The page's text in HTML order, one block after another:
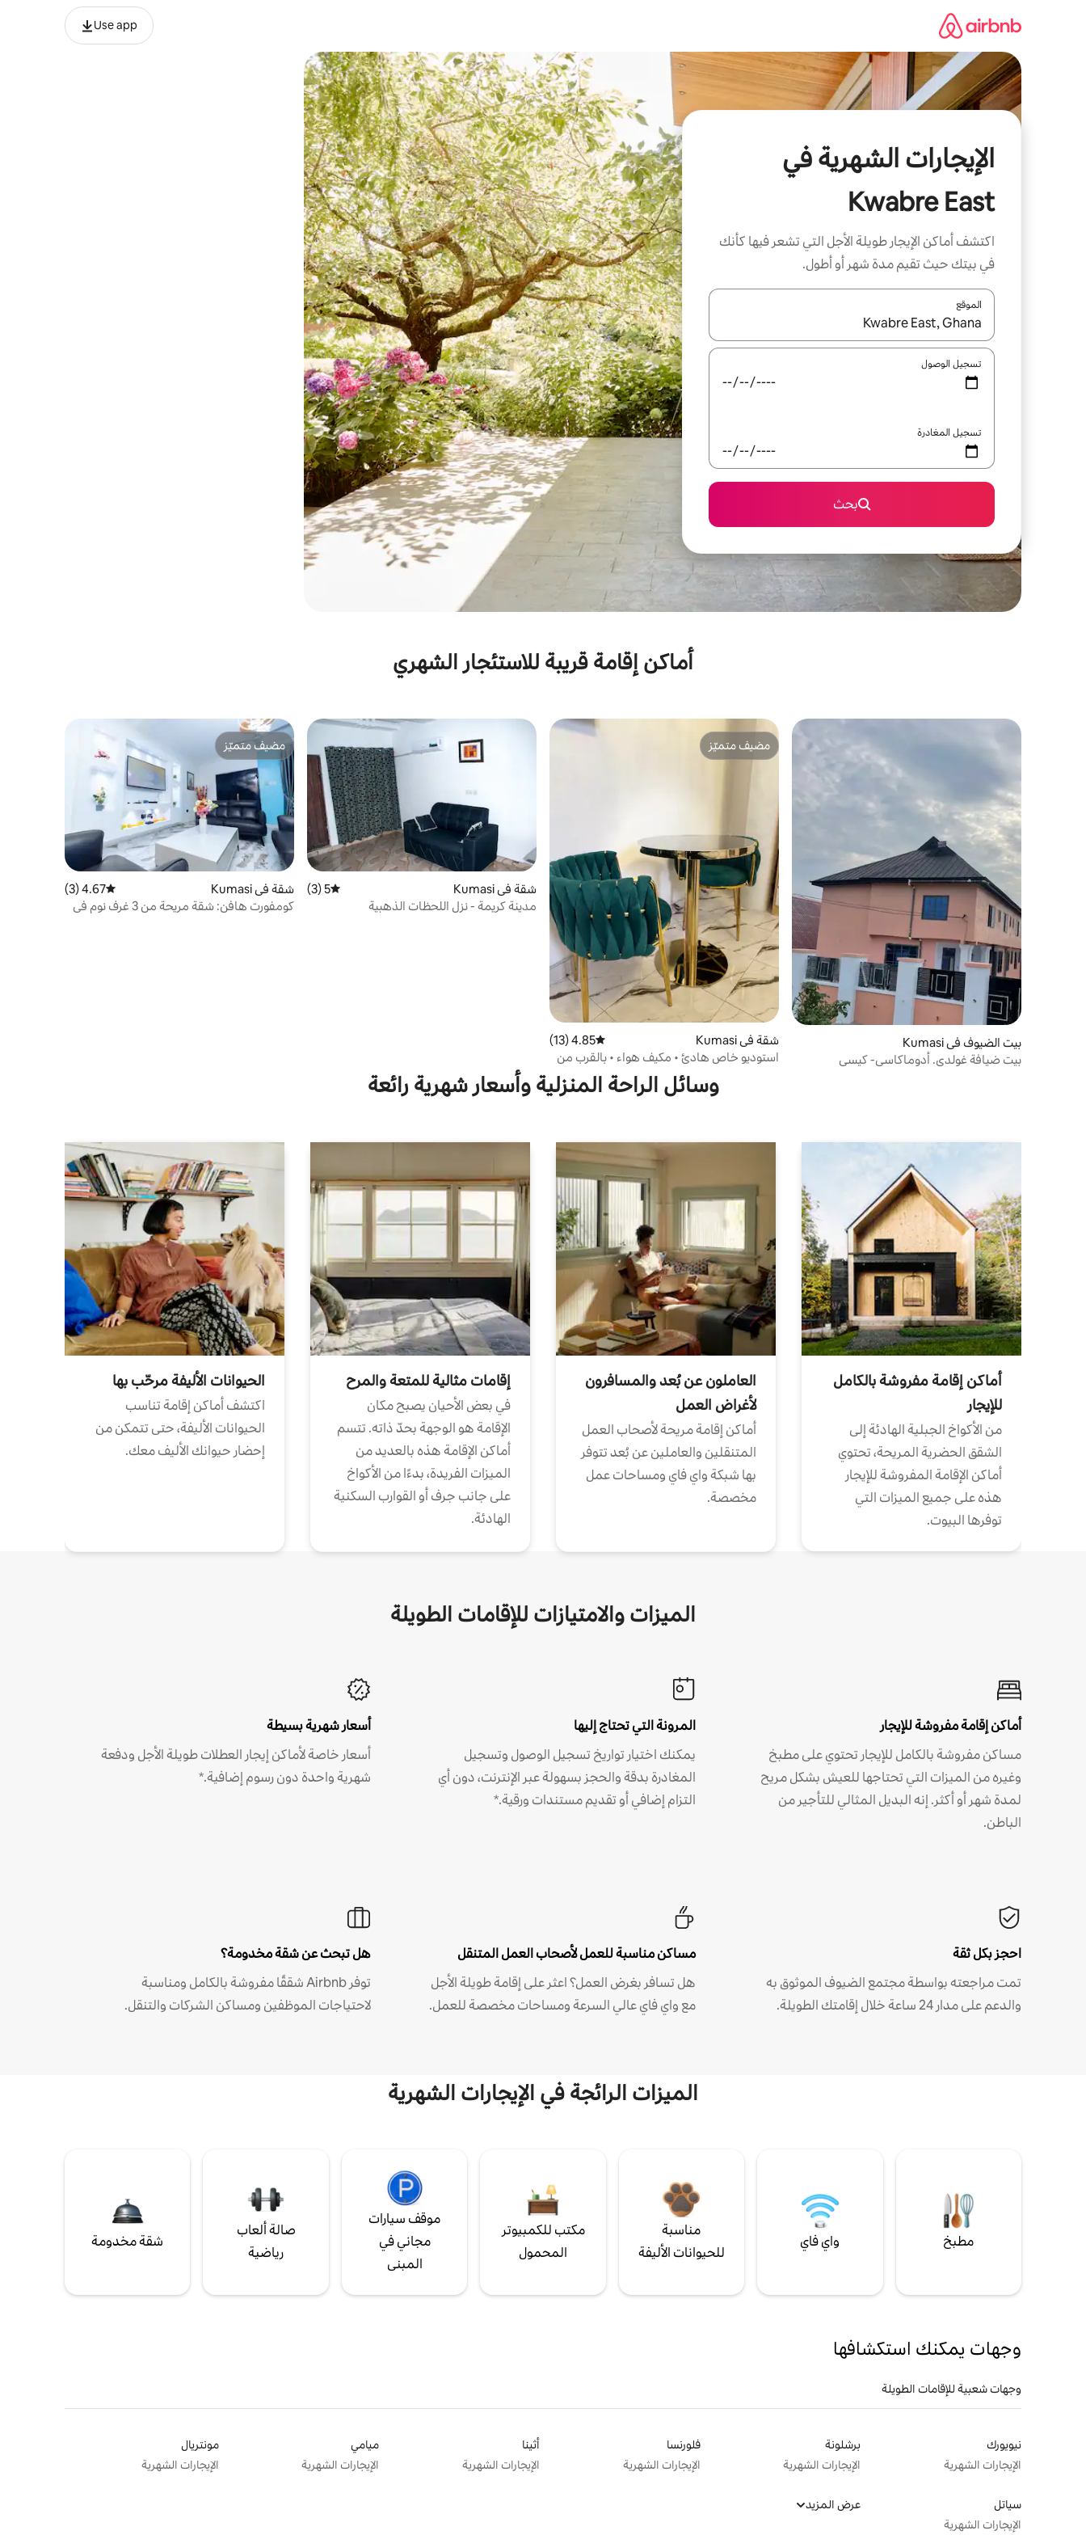
Use app
الإيجارات الشهرية في
Kwabre East
اكتشف أماكن الإيجار طويلة الأجل التي تشعر فيها كأنك
في بيتك حيث تقيم مدة شهر أو أطول.
الموقع
عند توفر النتائج، انتقل باستخدام السهمين لأعلى ولأسفل أو استكشف عن طريق اللمس أو السحب.
تسجيل الوصول
تسجيل المغادرة
بحث
أماكن إقامة قريبة للاستئجار الشهري
بيت الضيوف في Kumasi
بيت ضيافة غولدي. أدوماكاسي- كيسي
مضيف متميّز
مضيف متميّز
شقة في Kumasi متوسط التقييم 4.85 من 5، 13 مراجعات
4.85 (13)
استوديو خاص هادئ • مكيف هواء • بالقرب من
شقة في Kumasi متوسط التقييم 5 من 5، 3 مراجعات
5 (3)
مدينة كريمة - نزل اللحظات الذهبية
مضيف متميّز
مضيف متميّز
شقة في Kumasi متوسط التقييم 4.67 من 5، 3 مراجعات
4.67 (3)
كومفورت هافن: شقة مريحة من 3 غرف نوم في
وسائل الراحة المنزلية وأسعار شهرية رائعة
أماكن إقامة مفروشة بالكامل
للإيجار
من الأكواخ الجبلية الهادئة إلى
الشقق الحضرية المريحة، تحتوي
أماكن الإقامة المفروشة للإيجار
هذه على جميع الميزات التي
توفرها البيوت.
العاملون عن بُعد والمسافرون
لأغراض العمل
أماكن إقامة مريحة لأصحاب العمل
المتنقلين والعاملين عن بُعد تتوفر
بها شبكة واي فاي ومساحات عمل
مخصصة.
إقامات مثالية للمتعة والمرح
في بعض الأحيان يصبح مكان
الإقامة هو الوجهة بحدّ ذاته. تتسم
أماكن الإقامة هذه بالعديد من
الميزات الفريدة، بدءًا من الأكواخ
على جانب جرف أو القوارب السكنية
الهادئة.
الحيوانات الأليفة مرحّب بها
اكتشف أماكن إقامة تناسب
الحيوانات الأليفة، حتى تتمكن من
إحضار حيوانك الأليف معك.
الميزات والامتيازات للإقامات الطويلة
أماكن إقامة مفروشة للإيجار
مساكن مفروشة بالكامل للإيجار تحتوي على مطبخ
وغيره من الميزات التي تحتاجها للعيش بشكل مريح
لمدة شهر أو أكثر. إنه البديل المثالي للتأجير من
الباطن.
المرونة التي تحتاج إليها
يمكنك اختيار تواريخ تسجيل الوصول وتسجيل
المغادرة بدقة والحجز بسهولة عبر الإنترنت، دون أي
التزام إضافي أو تقديم مستندات ورقية.*
أسعار شهرية بسيطة
أسعار خاصة لأماكن إيجار العطلات طويلة الأجل ودفعة
شهرية واحدة دون رسوم إضافية.*
احجز بكل ثقة
تمت مراجعته بواسطة مجتمع الضيوف الموثوق به
والدعم على مدار 24 ساعة خلال إقامتك الطويلة.
مساكن مناسبة للعمل لأصحاب العمل المتنقل
هل تسافر بغرض العمل؟ اعثر على إقامة طويلة الأجل
مع واي فاي عالي السرعة ومساحات مخصصة للعمل.
هل تبحث عن شقة مخدومة؟
توفر Airbnb شققًا مفروشة بالكامل ومناسبة
لاحتياجات الموظفين ومساكن الشركات والتنقل.
الميزات الرائجة في الإيجارات الشهرية
مطبخ واي فاي
مناسبة
للحيوانات الأليفة
مكتب للكمبيوتر
المحمول
موقف سيارات
مجاني في
المبنى
صالة ألعاب
رياضية
شقة مخدومة
وجهات يمكنك استكشافها
وجهات شعبية للإقامات الطويلة
نيويورك
الإيجارات الشهرية
برشلونة
الإيجارات الشهرية
فلورنسا
الإيجارات الشهرية
أثينا
الإيجارات الشهرية
ميامي
الإيجارات الشهرية
مونتريال
الإيجارات الشهرية
سياتل
الإيجارات الشهرية
عرض المزيد